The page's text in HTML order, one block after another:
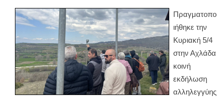
Πραγματοπο
ιήθηκε την
Κυριακή 5/4
στην Αχλάδα
κοινή
εκδήλωση
αλληλεγγύης